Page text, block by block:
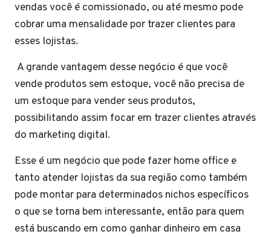
vendas você é comissionado, ou até mesmo pode
cobrar uma mensalidade por trazer clientes para
esses lojistas.
A grande vantagem desse negócio é que você
vende produtos sem estoque, você não precisa de
um estoque para vender seus produtos,
possibilitando assim focar em trazer clientes através
do marketing digital.
Esse é um negócio que pode fazer home office e
tanto atender lojistas da sua região como também
pode montar para determinados nichos específicos
o que se torna bem interessante, então para quem
está buscando em como ganhar dinheiro em casa